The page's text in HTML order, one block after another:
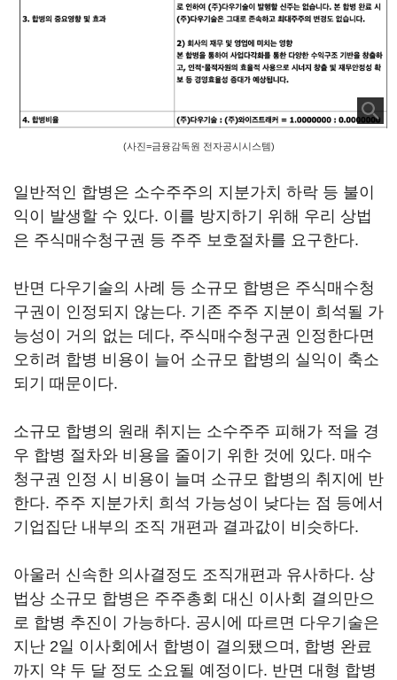
(사진=금융감독원 전자공시시스템)
일반적인 합병은 소수주주의 지분가치 하락 등 불이
익이 발생할 수 있다. 이를 방지하기 위해 우리 상법
은 주식매수청구권 등 주주 보호절차를 요구한다.
반면 다우기술의 사례 등 소규모 합병은 주식매수청
구권이 인정되지 않는다. 기존 주주 지분이 희석될 가
능성이 거의 없는 데다, 주식매수청구권 인정한다면
오히려 합병 비용이 늘어 소규모 합병의 실익이 축소
되기 때문이다.
소규모 합병의 원래 취지는 소수주주 피해가 적을 경
우 합병 절차와 비용을 줄이기 위한 것에 있다. 매수
청구권 인정 시 비용이 늘며 소규모 합병의 취지에 반
한다. 주주 지분가치 희석 가능성이 낮다는 점 등에서
기업집단 내부의 조직 개편과 결과값이 비슷하다.
아울러 신속한 의사결정도 조직개편과 유사하다. 상
법상 소규모 합병은 주주총회 대신 이사회 결의만으
로 합병 추진이 가능하다. 공시에 따르면 다우기술은
지난 2일 이사회에서 합병이 결의됐으며, 합병 완료
까지 약 두 달 정도 소요될 예정이다. 반면 대형 합병